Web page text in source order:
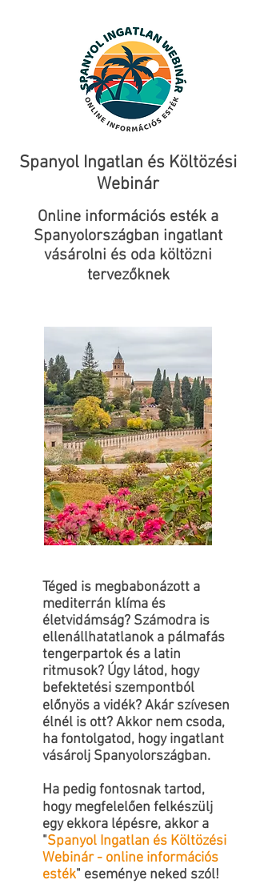
Spanyol Ingatlan és Költözési
Webinár
Online információs esték a
Spanyolországban ingatlant
vásárolni és oda költözni
tervezőknek
Téged is megbabonázott a
mediterrán klíma és
életvidámság? Számodra is
ellenállhatatlanok a pálmafás
tengerpartok és a latin
ritmusok? Úgy látod, hogy
befektetési szempontból
előnyös a vidék? Akár szívesen
élnél is ott? Akkor nem csoda,
ha fontolgatod, hogy ingatlant
vásárolj Spanyolországban.
Ha pedig fontosnak tartod,
hogy megfelelően felkészülj
egy ekkora lépésre, akkor a
"Spanyol Ingatlan és Költözési
Webinár - online információs
esték" eseménye neked szól!